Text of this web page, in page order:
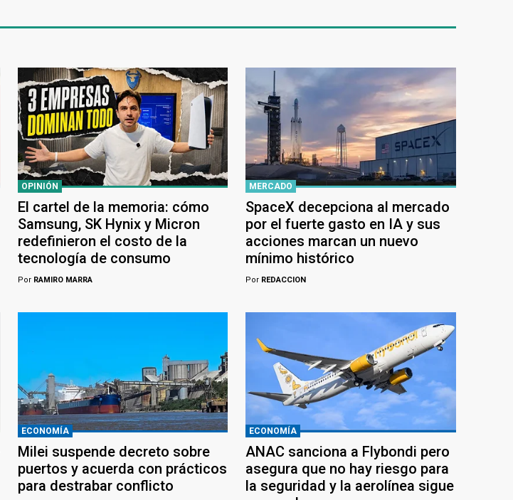
OPINIÓN
El cartel de la memoria: cómo
Samsung, SK Hynix y Micron
redefinieron el costo de la
tecnología de consumo
PorRAMIRO MARRA
MERCADO
SpaceX decepciona al mercado
por el fuerte gasto en IA y sus
acciones marcan un nuevo
mínimo histórico
Por REDACCION
ECONOMÍA
Milei suspende decreto sobre
puertos y acuerda con prácticos
para destrabar conflicto
ECONOMÍA
ANAC sanciona a Flybondi pero
asegura que no hay riesgo para
la seguridad y la aerolínea sigue